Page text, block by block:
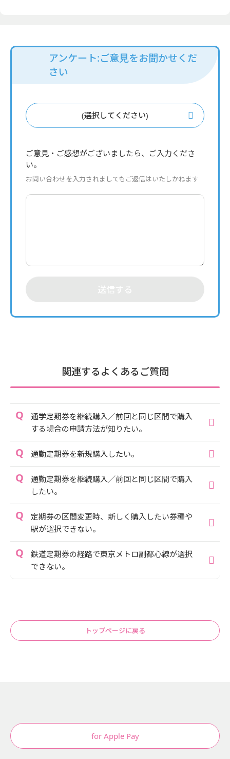
アンケート:ご意見をお聞かせくだ
さい
(選択してください)
ご意見・ご感想がございましたら、ご入力くださ
い。
お問い合わせを入力されましてもご返信はいたしかねます
送信する
関連するよくあるご質問
通学定期券を継続購入／前回と同じ区間で購入
する場合の申請方法が知りたい。
通勤定期券を新規購入したい。
通勤定期券を継続購入／前回と同じ区間で購入
したい。
定期券の区間変更時、新しく購入したい券種や
駅が選択できない。
鉄道定期券の経路で東京メトロ副都心線が選択
できない。
トップページに戻る
for Apple Pay